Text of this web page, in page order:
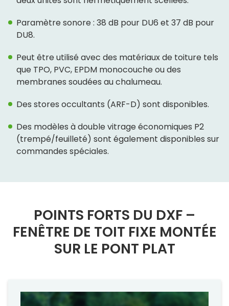
Paramètre sonore : 38 dB pour DU6 et 37 dB pour
DU8.
Peut être utilisé avec des matériaux de toiture tels
que TPO, PVC, EPDM monocouche ou des
membranes soudées au chalumeau.
Des stores occultants (ARF-D) sont disponibles.
Des modèles à double vitrage économiques P2
(trempé/feuilleté) sont également disponibles sur
commandes spéciales.
POINTS FORTS DU DXF –
FENÊTRE DE TOIT FIXE MONTÉE
SUR LE PONT PLAT